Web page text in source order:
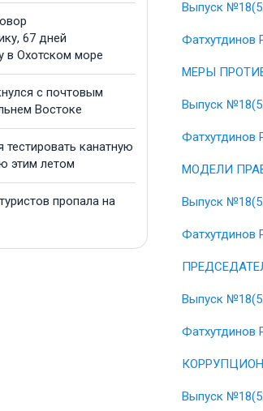
67 дней
в Охотском море
с почтовым
Востоке
тестировать канатную
этим летом
пропала на
Выпуск
Фатхутдинов
МЕРЫ
Выпуск
Фатхутдинов
МОДЕЛИ
Выпуск
Фатхутдинов
Выпуск
Фатхутдинов
Выпуск